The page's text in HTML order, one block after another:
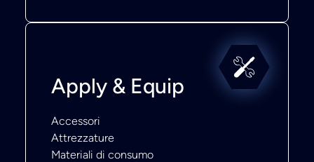
Apply & Equip
Accessori
Attrezzature
Materiali di consumo